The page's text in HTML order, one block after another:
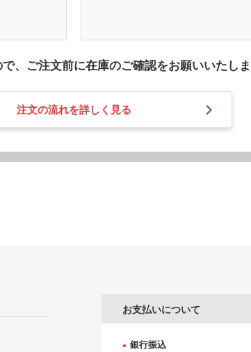
、 ご注文前に在庫のご確認をお願いいたしま
注文の流れを詳しく見る
お支払いについて
銀行振込